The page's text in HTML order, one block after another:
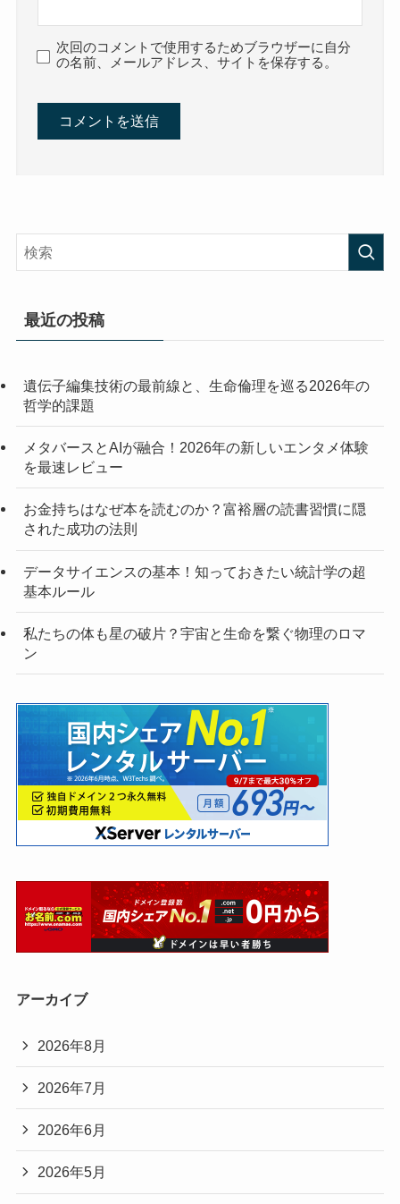
次回のコメントで使用するためブラウザーに自分
の名前、メールアドレス、サイトを保存する。
最近の投稿
遺伝子編集技術の最前線と、生命倫理を巡る2026年の
哲学的課題
メタバースとAIが融合！2026年の新しいエンタメ体験
を最速レビュー
お金持ちはなぜ本を読むのか？富裕層の読書習慣に隠
された成功の法則
データサイエンスの基本！知っておきたい統計学の超
基本ルール
私たちの体も星の破片？宇宙と生命を繋ぐ物理のロマ
ン
アーカイブ
2026年8月
2026年7月
2026年6月
2026年5月